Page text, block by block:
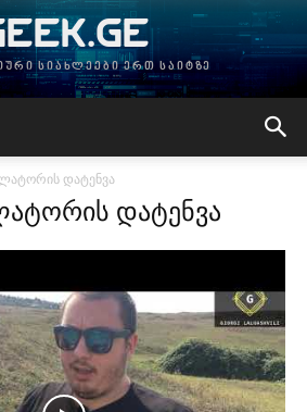
სიახლეები ერთ საიტზე
დატენვა
დატენვა